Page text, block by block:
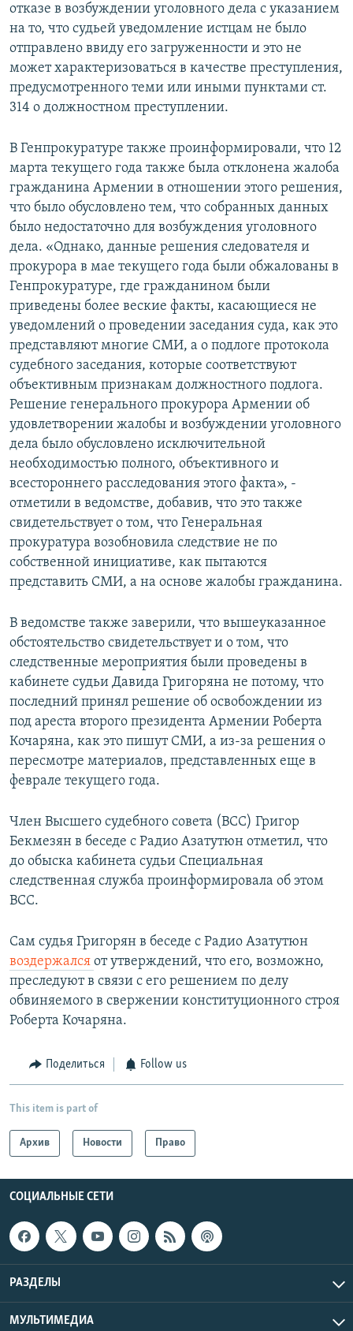
отказе в возбуждении уголовного дела с указанием
на то, что судьей уведомление истцам не было
отправлено ввиду его загруженности и это не
может характеризоваться в качестве преступления,
предусмотренного теми или иными пунктами ст.
314 о должностном преступлении.
В Генпрокуратуре также проинформировали, что 12
марта текущего года также была отклонена жалоба
гражданина Армении в отношении этого решения,
что было обусловлено тем, что собранных данных
было недостаточно для возбуждения уголовного
дела. «Однако, данные решения следователя и
прокурора в мае текущего года были обжалованы в
Генпрокуратуре, где гражданином были
приведены более веские факты, касающиеся не
уведомлений о проведении заседания суда, как это
представляют многие СМИ, а о подлоге протокола
судебного заседания, которые соответствуют
объективным признакам должностного подлога.
Решение генерального прокурора Армении об
удовлетворении жалобы и возбуждении уголовного
дела было обусловлено исключительной
необходимостью полного, объективного и
всестороннего расследования этого факта», -
отметили в ведомстве, добавив, что это также
свидетельствует о том, что Генеральная
прокуратура возобновила следствие не по
собственной инициативе, как пытаются
представить СМИ, а на основе жалобы гражданина.
В ведомстве также заверили, что вышеуказанное
обстоятельство свидетельствует и о том, что
следственные мероприятия были проведены в
кабинете судьи Давида Григоряна не потому, что
последний принял решение об освобождении из
под ареста второго президента Армении Роберта
Кочаряна, как это пишут СМИ, а из-за решения о
пересмотре материалов, представленных еще в
феврале текущего года.
Член Высшего судебного совета (ВСС) Григор
Бекмезян в беседе с Радио Азатутюн отметил, что
до обыска кабинета судьи Специальная
следственная служба проинформировала об этом
ВСС.
Сам судья Григорян в беседе с Радио Азатутюн
воздержался от утверждений, что его, возможно,
преследуют в связи с его решением по делу
обвиняемого в свержении конституционного строя
Роберта Кочаряна.
Поделиться Follow us
This item is part of
Архив Новости Право
СОЦИАЛЬНЫЕ СЕТИ
РАЗДЕЛЫ
МУЛЬТИМЕДИА